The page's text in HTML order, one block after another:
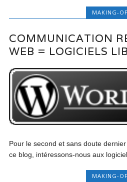
MAKING-
COMMUNICATION
WEB = LOGICIELS
Pour le second et sans doute
ce blog, intéressons-nous aux
MAKING-